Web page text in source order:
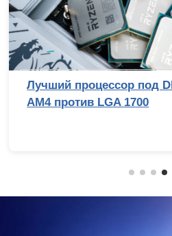
Лучший процессор под
AM4 против LGA 1700